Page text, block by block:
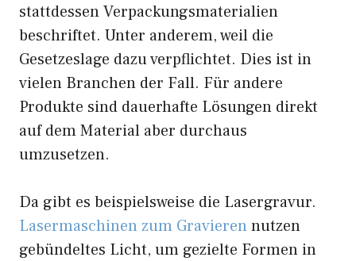
stattdessen Verpackungsmaterialien
beschriftet. Unter anderem, weil die
Gesetzeslage dazu verpflichtet. Dies ist in
vielen Branchen der Fall. Für andere
Produkte sind dauerhafte Lösungen direkt
auf dem Material aber durchaus
umzusetzen.
Da gibt es beispielsweise die Lasergravur.
Lasermaschinen zum Gravierennutzen
gebündeltes Licht, um gezielte Formen in